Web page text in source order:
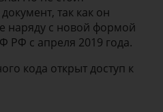
так как он
наряду с новой формой
с апреля 2019 года.
кода открыт доступ к